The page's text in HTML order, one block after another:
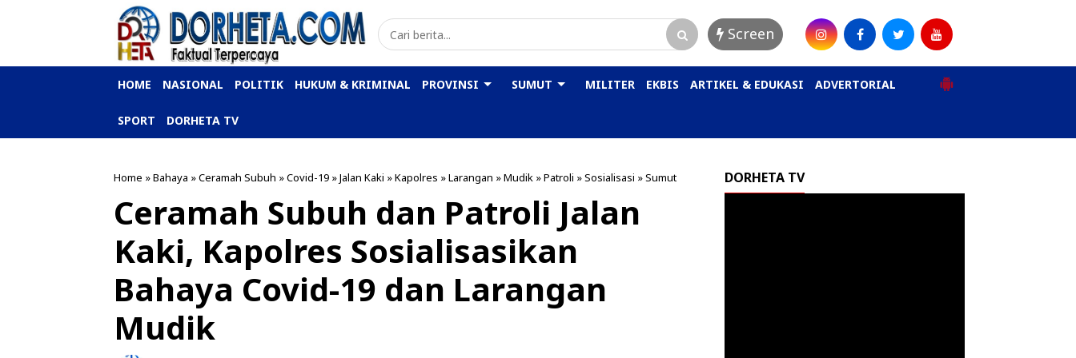
Screen
HOME NASIONAL POLITIK HUKUM & KRIMINAL PROVINSI SUMUT MILITER EKBIS ARTIKEL & EDUKASI ADVERTORIAL
SPORT DORHETA TV
Home »Bahaya »Ceramah Subuh »Covid-19 »Jalan Kaki »Kapolres »Larangan »Mudik »Patroli »Sosialisasi »Sumut
Ceramah Subuh dan Patroli Jalan
Kaki, Kapolres Sosialisasikan
Bahaya Covid-19 dan Larangan
Mudik
DORHETA TV